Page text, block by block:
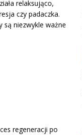
relaksująco,
czy padaczka.
są niezwykle ważne
regeneracji po